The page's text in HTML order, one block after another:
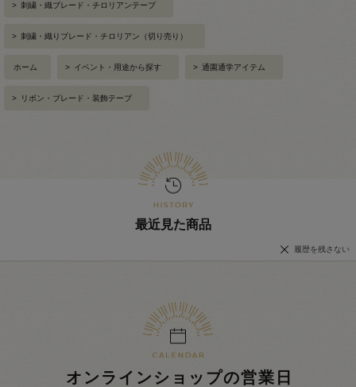
> 刺繍・織ブレード・チロリアンテープ
> 刺繍・織りブレード・チロリアン（切り売り）
ホーム > イベント・用途から探す > 通園通学アイテム
> リボン・ブレード・装飾テープ
最近見た商品
履歴を残さない
オンラインショップの営業日